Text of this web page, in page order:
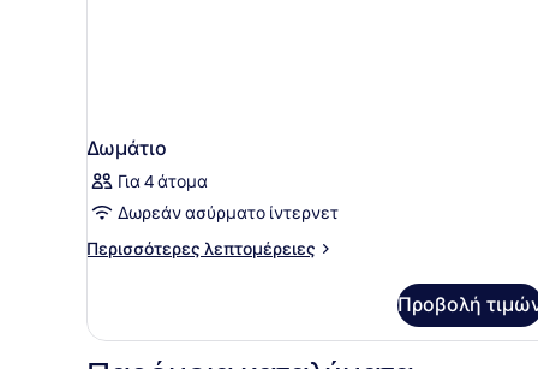
Δωμάτιο
Για 4 άτομα
Δωρεάν ασύρματο ίντερνετ
Περισσότερες λεπτομέρειες
Περισσότερες
Προβολή